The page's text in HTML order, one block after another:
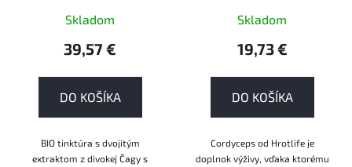
Skladom
39,57 €
DO KOŠÍKA
BIO tinktúra s dvojitým
extraktom z divokej Čagy s
Skladom
19,73 €
DO KOŠÍKA
Cordyceps od Hrotlife je
doplnok výživy, vďaka ktorému